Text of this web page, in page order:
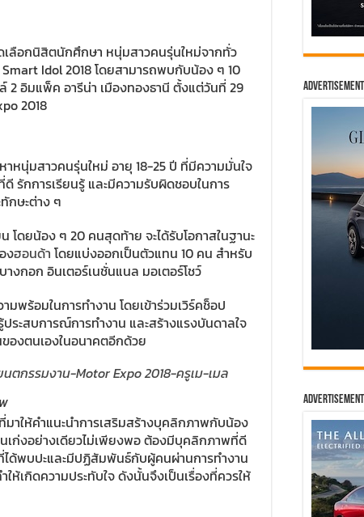
เลือกนิสิตนักศึกษา หนุ่มสาวคนรุ่นใหม่จากทั่ว
Smart Idol 2018 โดยสามารถพบกับน้อง ๆ 10
2 อิมแพ็ค อารีน่า เมืองทองธานี ตั้งแต่วันที่ 29
2018
าหนุ่มสาวคนรุ่นใหม่ อายุ 18-25 ปี ที่มีความมั่นใจ
กการเรียนรู้ และมีความรับผิดชอบในการ
กษะต่าง ๆ
โดยน้อง ๆ 20 คนสุดท้าย จะได้รับโอกาสในฐานะ
งฮอนด้า โดยแบ่งออกเป็นตัวแทน 10 คน สำหรับ
งกอก อินเตอร์เนชั่นแนล มอเตอร์โชว์
พร้อมในการทำงาน โดยเข้าร่วมเวิร์คช็อป
ะสบการณ์การทำงาน และสร้างแรงบันดาลใจ
งตนเองในอนาคตอีกด้วย
ที่มาให้คำแนะนำการเสริมสร้างบุคลิกภาพกับน้อง
เก่งอย่างเดียวไม่เพียงพอ ต้องมีบุคลิกภาพที่ดี
ได้พบปะและมีปฏิสัมพันธ์กับผู้คนผ่านการทำงาน
เกิดความประทับใจ ดังนั้นจึงเป็นเรื่องที่ควรให้
Advertisement
Advertisement